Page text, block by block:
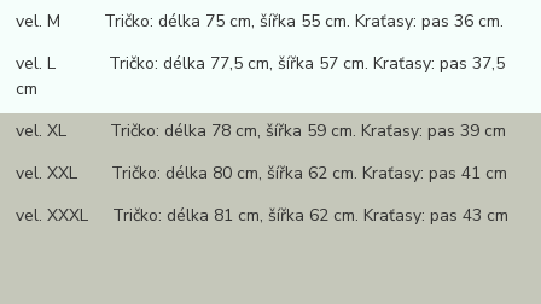
vel. M Tričko: délka 75 cm, šířka 55 cm. Kraťasy: pas 36 cm.
vel. L Tričko: délka 77,5 cm, šířka 57 cm. Kraťasy: pas 37,5
cm
vel. XL Tričko: délka 78 cm, šířka 59 cm. Kraťasy: pas 39 cm
vel. XXL Tričko: délka 80 cm, šířka 62 cm. Kraťasy: pas 41 cm
vel. XXXL Tričko: délka 81 cm, šířka 62 cm. Kraťasy: pas 43 cm